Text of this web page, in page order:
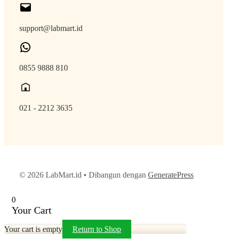
support@labmart.id
0855 9888 810
021 - 2212 3635
© 2026 LabMart.id • Dibangun dengan GeneratePress
0
Your Cart
Your cart is empty Return to Shop